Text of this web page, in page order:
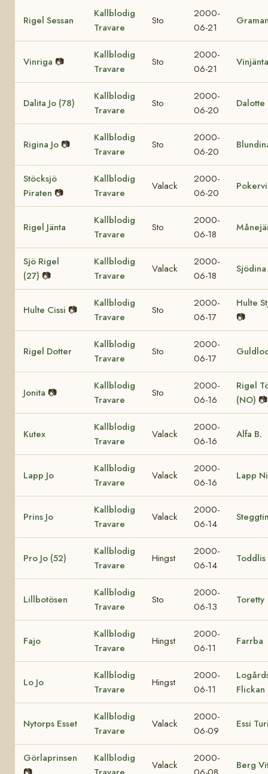
Rigel Sessan
Kallblodig
Travare
Sto
2000-
06-21
Vinriga 📷
Kallblodig
Travare
Sto
2000-
06-21
Vinjänta
Dalita Jo (78)
Kallblodig
Travare
Sto
2000-
06-20
Dalotte
Rigina Jo 📷
Kallblodig
Travare
Sto
2000-
06-20
Stöcksjö
Piraten 📷
Kallblodig
Travare
Valack
2000-
06-20
Rigel Jänta
Kallblodig
Travare
Sto
2000-
06-18
Sjö Rigel
(27) 📷
Kallblodig
Travare
Valack
2000-
06-18
Hulte Cissi 📷
Kallblodig
Travare
Sto
2000-
06-17
Hulte
📷
Rigel Dotter
Kallblodig
Travare
Sto
2000-
06-17
Jonita 📷
Kallblodig
Travare
Sto
2000-
06-16
Rigel
(NO) 📷
Kutex
Kallblodig
Travare
Valack
2000-
06-16
Alfa B.
Lapp Jo
Kallblodig
Travare
Valack
2000-
06-16
Lapp
Prins Jo
Kallblodig
Travare
Valack
2000-
06-14
Pro Jo (52)
Kallblodig
Travare
Hingst
2000-
06-14
Lillbotösen
Kallblodig
Travare
Sto
2000-
06-13
Toretty
Fajo
Kallblodig
Travare
Hingst
2000-
06-11
Farrba
Lo Jo
Kallblodig
Travare
Hingst
2000-
06-11
Flickan
Nytorps Esset
Kallblodig
Travare
Valack
2000-
06-09
Essi
Görlaprinsen
Kallblodig
Valack
2000-
Berg